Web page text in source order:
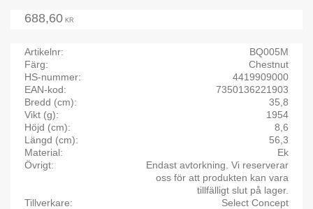
688,60 KR
Artikelnr
BQ005M
Färg
Chestnut
HS-nummer
4419909000
EAN-kod
7350136221903
Bredd (cm)
35,8
Vikt (g)
1954
Höjd (cm)
8,6
Längd (cm)
56,3
Material
Ek
Övrigt
Endast avtorkning. Vi reserverar
oss för att produkten kan vara
tillfälligt slut på lager.
Tillverkare
Select Concept